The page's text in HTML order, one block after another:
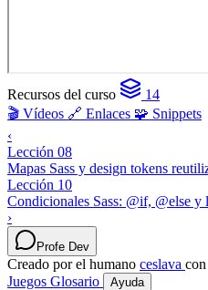
Recursos del curso
14
🎬 Vídeos 🔗 Enlaces 🧩 Snippets
‹
Lección 08
Mapas Sass y design tokens
Lección 10
Condicionales Sass: @if, @else y
›
Profe Dev
Creado por el humano ceslava
Juegos Glosario Ayuda